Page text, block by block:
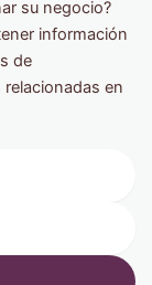
su negocio?
información
de
en